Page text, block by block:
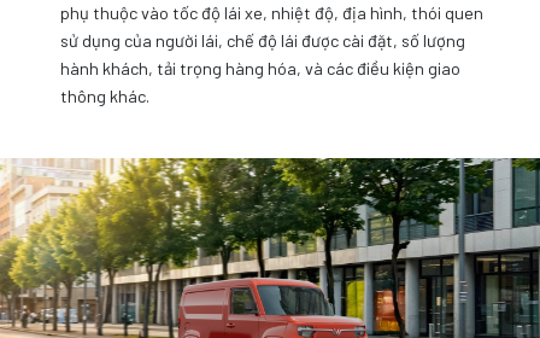
phụ thuộc vào tốc độ lái xe, nhiệt độ, địa hình, thói quen
sử dụng của người lái, chế độ lái được cài đặt, số lượng
hành khách, tải trọng hàng hóa, và các điều kiện giao
thông khác.